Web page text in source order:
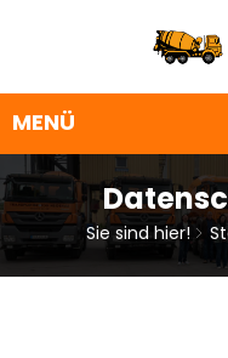
Sie sind hier!